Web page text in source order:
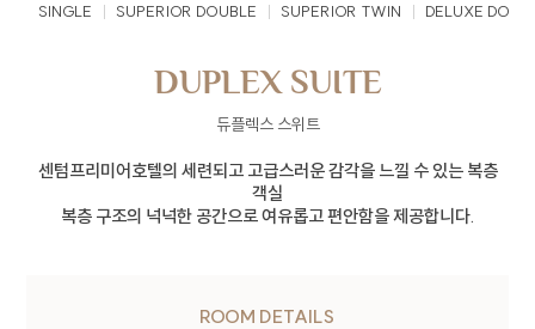
SINGLE SUPERIOR DOUBLE SUPERIOR TWIN DELUXE
DUPLEX SUITE
듀플렉스 스위트
센텀프리미어호텔의 세련되고 고급스러운 감각을 느낄 수 있는 복층
객실
복층 구조의 넉넉한 공간으로 여유롭고 편안함을 제공합니다.
ROOM DETAILS